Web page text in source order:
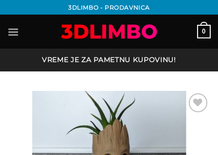
na
sadržaj
3DLIMBO - PRODAVNICA
0
VREME JE ZA PAMETNU KUPOVINU!